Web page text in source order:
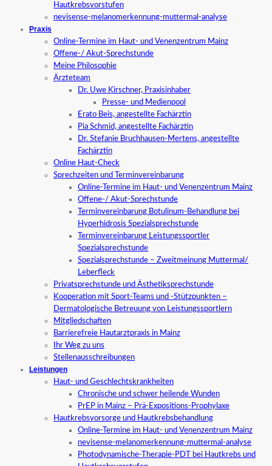
Hautkrebsvorstufen
nevisense-melanomerkennung-muttermal-analyse
Praxis
Online-Termine im Haut- und Venenzentrum Mainz
Offene-/ Akut-Sprechstunde
Meine Philosophie
Ärzteteam
Dr. Uwe Kirschner, Praxisinhaber
Presse- und Medienpool
Erato Beis, angestellte Fachärztin
Pia Schmid, angestellte Fachärztin
Dr. Stefanie Bruchhausen-Mertens, angestellte
Fachärztin
Online Haut-Check
Sprechzeiten und Terminvereinbarung
Online-Termine im Haut- und Venenzentrum Mainz
Offene-/ Akut-Sprechstunde
Terminvereinbarung Botulinum-Behandlung bei
Hyperhidrosis Spezialsprechstunde
Terminvereinbarung Leistungssportler
Spezialsprechstunde
Spezialsprechstunde – Zweitmeinung Muttermal/
Leberfleck
Privatsprechstunde und Ästhetiksprechstunde
Kooperation mit Sport-Teams und -Stützpunkten –
Dermatologische Betreuung von Leistungssportlern
Mitgliedschaften
Barrierefreie Hautarztpraxis in Mainz
Ihr Weg zu uns
Stellenausschreibungen
Leistungen
Haut- und Geschlechtskrankheiten
Chronische und schwer heilende Wunden
PrEP in Mainz – Prä-Expositions-Prophylaxe
Hautkrebsvorsorge und Hautkrebsbehandlung
Online-Termine im Haut- und Venenzentrum Mainz
nevisense-melanomerkennung-muttermal-analyse
Photodynamische-Therapie-PDT bei Hautkrebs und